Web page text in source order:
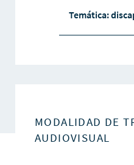
Temática:
MODALIDAD DE
AUDIOVISUAL